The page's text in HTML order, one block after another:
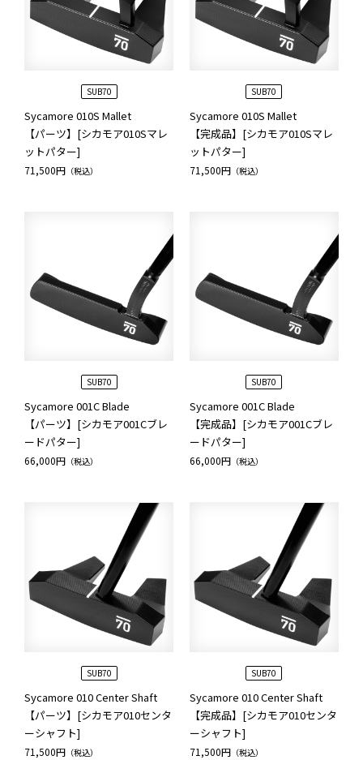
SUB70
Sycamore 010S Mallet
【パーツ】[シカモア010Sマレ
ットパター]
71,500円 （税込）
SUB70
Sycamore 010S Mallet
【完成品】[シカモア010Sマレ
ットパター]
71,500円（税込）
SUB70
Sycamore 001C Blade
【パーツ】[シカモア001Cブレ
ードパター]
66,000円 （税込）
SUB70
Sycamore 001C Blade
【完成品】[シカモア001Cブレ
ードパター]
66,000円（税込）
SUB70
Sycamore 010 Center Shaft
【パーツ】[シカモア010センタ
ーシャフト]
71,500円 （税込）
SUB70
Sycamore 010 Center Shaft
【完成品】[シカモア010センタ
ーシャフト]
71,500円（税込）